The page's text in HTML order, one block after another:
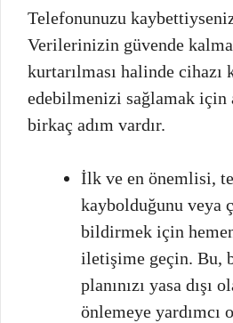
Telefonunuzu
Verilerinizin güvende
kurtarılması halinde cihazı
edebilmenizi sağlamak için
birkaç adım vardır.
İlk ve en önemlisi,
kaybolduğunu veya
bildirmek için
iletişime geçin. Bu,
planınızı yasa dışı
önlemeye yardımcı